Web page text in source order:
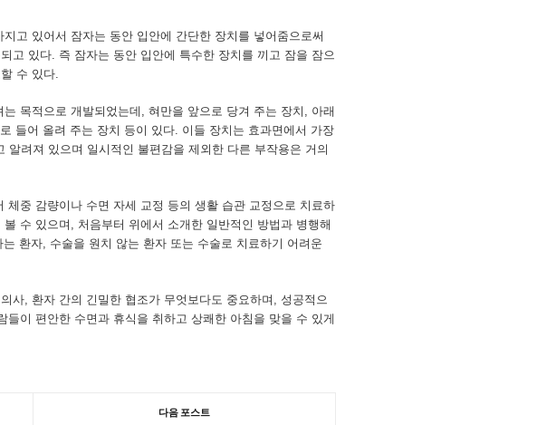
고 있어서 잠자는 동안 입안에 간단한 장치를 넣어줌으로써
고 있다. 즉 잠자는 동안 입안에 특수한 장치를 끼고 잠을 잠으
수 있다.
목적으로 개발되었는데, 혀만을 앞으로 당겨 주는 장치, 아래
들어 올려 주는 장치 등이 있다. 이들 장치는 효과면에서 가장
알려져 있으며 일시적인 불편감을 제외한 다른 부작용은 거의
중 감량이나 수면 자세 교정 등의 생활 습관 교정으로 치료하
수 있으며, 처음부터 위에서 소개한 일반적인 방법과 병행해
환자, 수술을 원치 않는 환자 또는 수술로 치료하기 어려운
사, 환자 간의 긴밀한 협조가 무엇보다도 중요하며, 성공적으
이 편안한 수면과 휴식을 취하고 상쾌한 아침을 맞을 수 있게
다음 포스트